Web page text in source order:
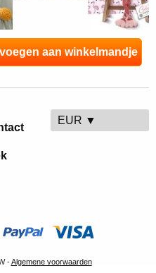
aan winkelmandje
EUR ▼
-Algemene voorwaarden